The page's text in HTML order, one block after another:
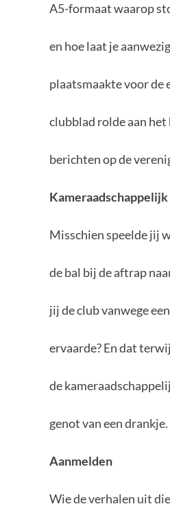
A5-formaat waarop
en hoe laat je
plaatsmaakte voor de
clubblad rolde aan
berichten op de
Kameraadschappelijk
Misschien speelde jij
de bal bij de aftrap
jij de club vanwege
ervaarde? En dat
de
genot van een drankje.
Aanmelden
Wie de verhalen uit